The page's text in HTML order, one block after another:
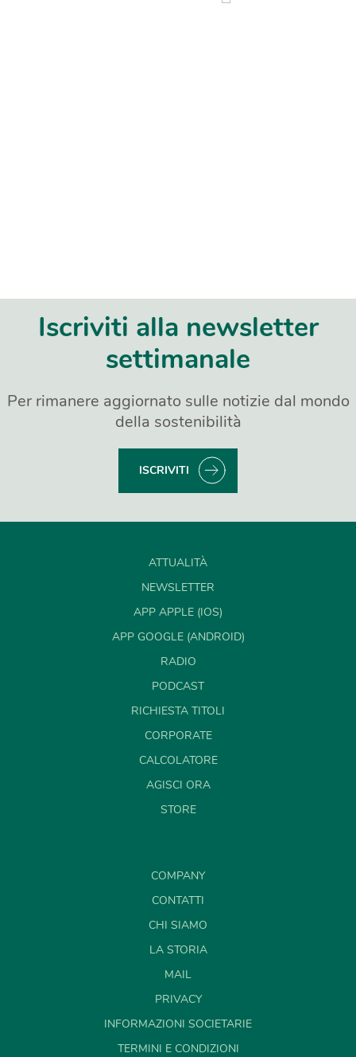
Iscriviti alla newsletter
settimanale
Per rimanere aggiornato sulle notizie dal mondo
della sostenibilità
ISCRIVITI
ATTUALITÀ
NEWSLETTER
APP APPLE (IOS)
APP GOOGLE (ANDROID)
RADIO
PODCAST
RICHIESTA TITOLI
CORPORATE
CALCOLATORE
AGISCI ORA
STORE
COMPANY
CONTATTI
CHI SIAMO
LA STORIA
MAIL
PRIVACY
INFORMAZIONI SOCIETARIE
TERMINI E CONDIZIONI